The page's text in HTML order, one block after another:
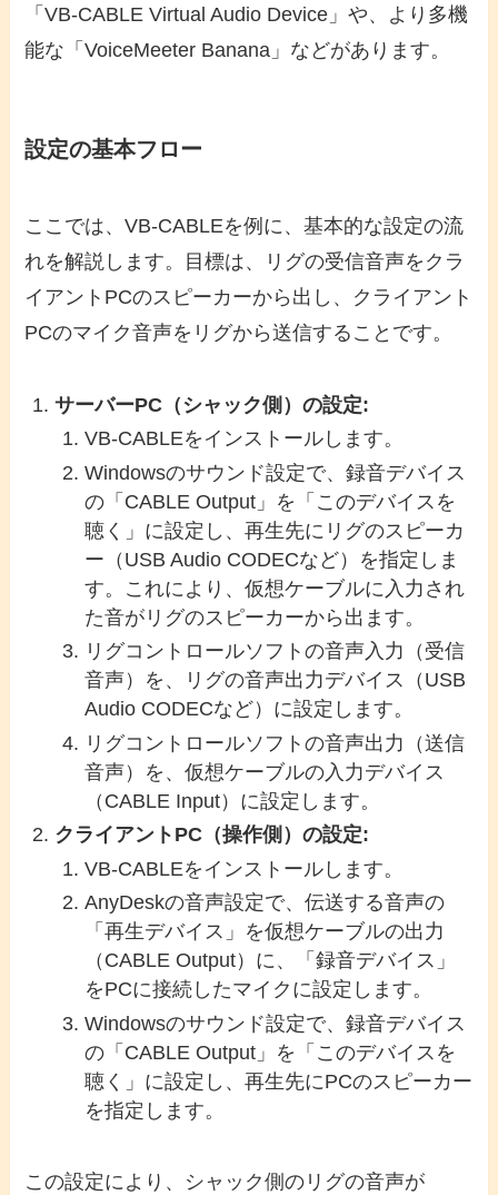
「VB-CABLE Virtual Audio Device」や、より多機
能な「VoiceMeeter Banana」などがあります。
設定の基本フロー
ここでは、VB-CABLEを例に、基本的な設定の流
れを解説します。目標は、リグの受信音声をクラ
イアントPCのスピーカーから出し、クライアント
PCのマイク音声をリグから送信することです。
サーバーPC（シャック側）の設定:
VB-CABLEをインストールします。
Windowsのサウンド設定で、録音デバイス
の「CABLE Output」を「このデバイスを
聴く」に設定し、再生先にリグのスピーカ
ー（USB Audio CODECなど）を指定しま
す。これにより、仮想ケーブルに入力され
た音がリグのスピーカーから出ます。
リグコントロールソフトの音声入力（受信
音声）を、リグの音声出力デバイス（USB
Audio CODECなど）に設定します。
リグコントロールソフトの音声出力（送信
音声）を、仮想ケーブルの入力デバイス
（CABLE Input）に設定します。
クライアントPC（操作側）の設定:
VB-CABLEをインストールします。
AnyDeskの音声設定で、伝送する音声の
「再生デバイス」を仮想ケーブルの出力
（CABLE Output）に、「録音デバイス」
をPCに接続したマイクに設定します。
Windowsのサウンド設定で、録音デバイス
の「CABLE Output」を「このデバイスを
聴く」に設定し、再生先にPCのスピーカー
を指定します。
この設定により、シャック側のリグの音声が